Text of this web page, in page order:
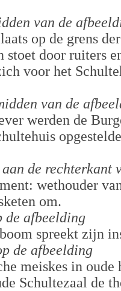
van de
op de grens
stoet door ruiters
voor het
van de
werden de
de rechterkant
wethouder
om.
de afbeelding
spreekt zijn
de afbeelding
meiskes in oude
Schultezaal de